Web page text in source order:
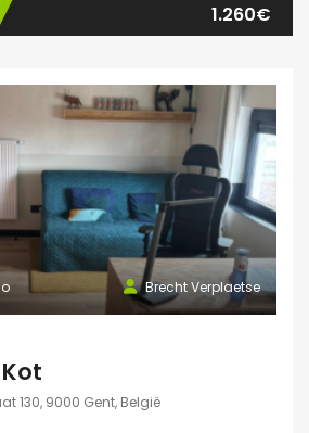
1.260€
Brecht Verplaetse
130, 9000 Gent, België